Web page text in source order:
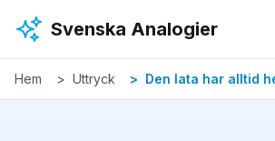
Svenska Analogier
Hem Uttryck Den lata har alltid